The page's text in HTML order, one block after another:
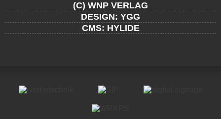
(C) WNP VERLAG
DESIGN: YGG
CMS: HYLIDE